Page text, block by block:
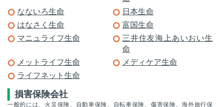
なないろ生命
日本生命
はなさく生命
富国生命
マニュライフ生命
三井住友海上あいおい生
命
メットライフ生命
メディケア生命
ライフネット生命
損害保険会社
一般的には、火災保険、自動車保険、自転車保険、傷害保険、海外旅行保